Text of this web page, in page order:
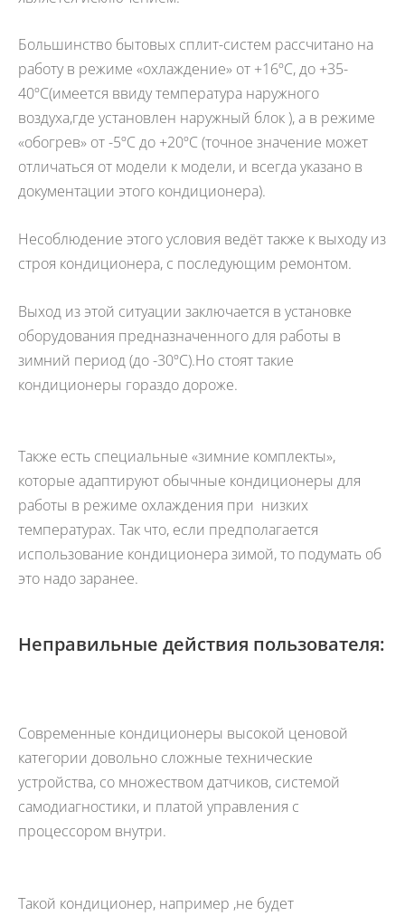
Большинство бытовых сплит-систем рассчитано на
работу в режиме «охлаждение» от +16ºС, до +35-
40ºС(имеется ввиду температура наружного
воздуха,где установлен наружный блок ), а в режиме
«обогрев» от -5ºС до +20ºС (точное значение может
отличаться от модели к модели, и всегда указано в
документации этого кондиционера).
Несоблюдение этого условия ведёт также к выходу из
строя кондиционера, с последующим ремонтом.
Выход из этой ситуации заключается в установке
оборудования предназначенного для работы в
зимний период (до -30ºС).Но стоят такие
кондиционеры гораздо дороже.
Также есть специальные «зимние комплекты»,
которые адаптируют обычные кондиционеры для
работы в режиме охлаждения при низких
температурах. Так что, если предполагается
использование кондиционера зимой, то подумать об
это надо заранее.
Неправильные действия пользователя:
Современные кондиционеры высокой ценовой
категории довольно сложные технические
устройства, со множеством датчиков, системой
самодиагностики, и платой управления с
процессором внутри.
Такой кондиционер, например ,не будет